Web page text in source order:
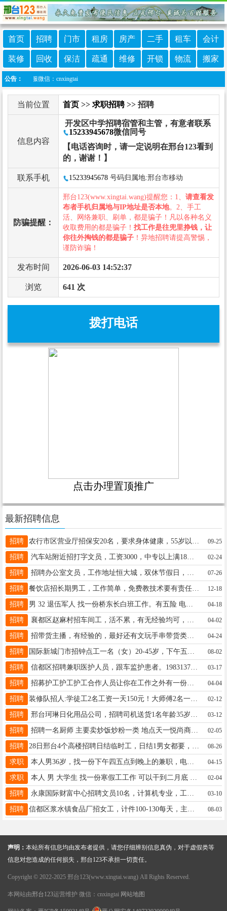
首页 招聘 门市 租房 房产 二手 租车 会计
装修 回收 保洁 疏通 维修 开锁 物流 搬家
公告：
台123客服微信：cnxingtai
当前位置 首页 >> 求职招聘>> 招聘
信息内容
开发区中学招聘宿管和主管，有意者联系
15233945678微信同号
【电话咨询时，请一定说明在邢台123看到
的，谢谢！】
联系手机 15233945678 号码归属地:邢台市移动
防骗提醒：
邢台123(www.xingtai.wang)提醒您：1、 请查看发
布者手机归属地与IP地址是否本地。2、手工
活、网络兼职、刷单，都是骗子！凡以各种名义
收取费用的都是骗子！ 找工作是往兜里挣钱，让
你往外掏钱的都是骗子 ！异地招聘请提高警惕，
谨防诈骗！
发布时间 2026-06-03 14:52:37
浏览 641 次
拨打电话
点击办理置顶推广
最新招聘信息
招聘 09-25
招聘 汽车站附近招打字文员，工资3000，中专以上满18，工资稳定，带薪休息，办公环境好，联系19912030111同V 02-24
招聘 07-26
招聘 餐饮店招长期男工，工作简单，免费教技术要有责任心工资4000到6000年 干过餐饮 厨房优先18333968066 12-18
招聘 男 32 退伍军人 找一份桥东长白班工作。有五险 电话15630913213 04-18
招聘 04-02
招聘 招带货主播，有经验的，最好还有文玩手串带货类的经验，年龄没有限制成年就行，每天4小时，东由留码头15233910223 04-24
招聘 08-02
招聘 信都区招聘兼职医护人员，跟车监护患者。19831370127 03-17
招聘 招募护工护工护工合作人员让你在工作之外有一份可观的收入具体事宜面议。健康管理中心 张老师 电微18632956172 04-04
招聘 装修队招人:学徒工2名工资一天150元！大师傅2名一天240元！长期有活！电话13931941374机会难得招满为止 02-12
招聘 03-12
招聘 招聘一名厨师 主要卖炒饭炒粉一类 地点天一悦尚商场负一层 要求踏实肯干 长期过年临时的也可以 电话19131916942 02-05
招聘 08-26
求职 本人男36岁，找一份下午四五点到晚上的兼职，电话13231991986 04-15
求职 02-04
招聘 03-10
招聘 08-03
声明： 本站所有信息均由发布者提供，请您仔细辨别信息真伪，对于虚假类等
信息对您造成的任何损失，邢台123不承担一切责任。
Copyright © 2022-2025 邢台123(www.xingtai.wang) All Rights Reserved.
本网站由邢台123运营维护 微信：cnxingtai 网站地图